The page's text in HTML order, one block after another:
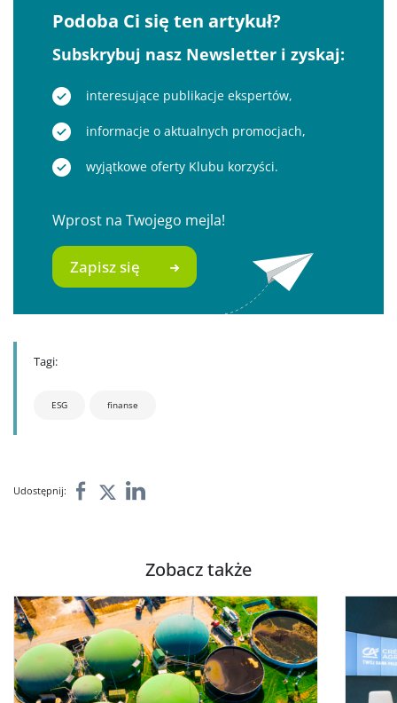
Podoba Ci się ten artykuł?
Subskrybuj nasz Newsletter i zyskaj:
interesujące publikacje ekspertów,
informacje o aktualnych promocjach,
wyjątkowe oferty Klubu korzyści.
Wprost na Twojego mejla!
Zapisz się
Tagi:
ESG finanse
Udostępnij:
Zobacz także